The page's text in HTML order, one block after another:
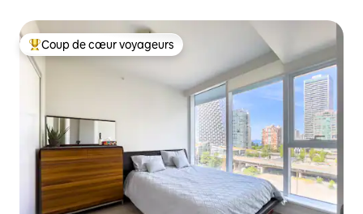
Coup de cœur voyageurs parmi les plus aimés
Coup de cœur voyageurs